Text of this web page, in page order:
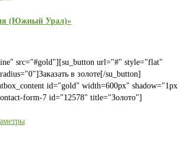
(Южный Урал)»
src="#gold"][su_button url="#" style="flat"
в золоте[/su_button]
id="gold" width=600px" shadow="1px
form-7 id="12578" title="Золото"]